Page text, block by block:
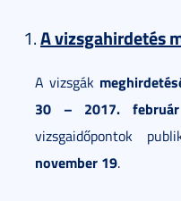
A vizsgahirdetés
A vizsgák
30 – 2017.
vizsgaidőpontok
november 19.